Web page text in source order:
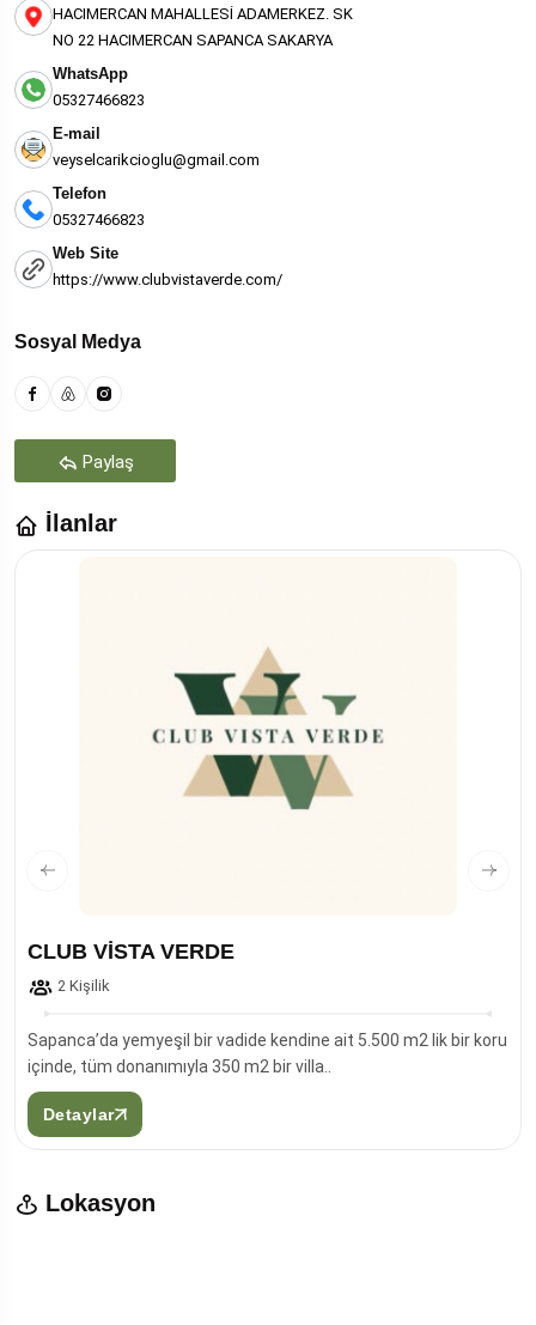
HACIMERCAN MAHALLESİ ADAMERKEZ. SK
NO 22 HACIMERCAN SAPANCA SAKARYA
WhatsApp
05327466823
E-mail
veyselcarikcioglu@gmail.com
Telefon
05327466823
Web Site
https://www.clubvistaverde.com/
Sosyal Medya
Paylaş
İlanlar
CLUB VİSTA VERDE
2 Kişilik
Sapanca’da yemyeşil bir vadide kendine ait 5.500 m2 lik bir koru
içinde, tüm donanımıyla 350 m2 bir villa..
Detaylar
Lokasyon